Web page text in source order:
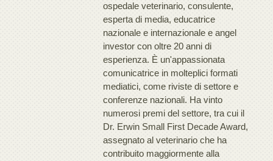
ospedale veterinario, consulente,
esperta di media, educatrice
nazionale e internazionale e angel
investor con oltre 20 anni di
esperienza. È un'appassionata
comunicatrice in molteplici formati
mediatici, come riviste di settore e
conferenze nazionali. Ha vinto
numerosi premi del settore, tra cui il
Dr. Erwin Small First Decade Award,
assegnato al veterinario che ha
contribuito maggiormente alla